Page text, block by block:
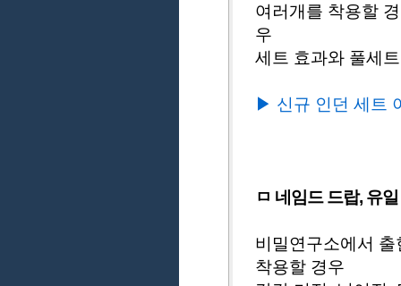
여러개를 착용할
우
세트 효과와 풀세
▶ 신규 인던 세트
ㅁ 네임드 드랍, 유
비밀연구소에서
착용할 경우